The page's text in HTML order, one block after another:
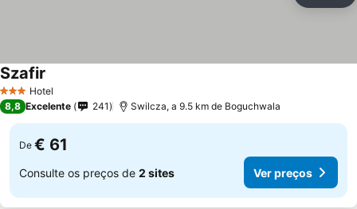
3 EstrelasHotel
Szafir
8,8 Excelente 241 Swilcza, a 9.5 km de Boguchwala
De € 61
Consulte os preços de 2 sites Ver preços